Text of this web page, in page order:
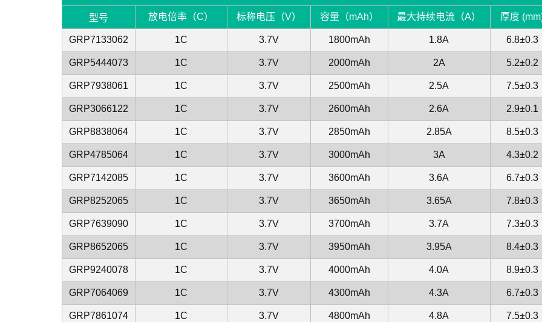
型号 放电倍率（C） 标称电压（V） 容量（mAh） 最大持续电流（A） 厚度
GRP7133062 1C 3.7V 1800mAh 1.8A 6.8±0.3
GRP5444073 1C 3.7V 2000mAh 2A 5.2±0.2
GRP7938061 1C 3.7V 2500mAh 2.5A 7.5±0.3
GRP3066122 1C 3.7V 2600mAh 2.6A 2.9±0.1
GRP8838064 1C 3.7V 2850mAh 2.85A 8.5±0.3
GRP4785064 1C 3.7V 3000mAh 3A 4.3±0.2
GRP7142085 1C 3.7V 3600mAh 3.6A 6.7±0.3
GRP8252065 1C 3.7V 3650mAh 3.65A 7.8±0.3
GRP7639090 1C 3.7V 3700mAh 3.7A 7.3±0.3
GRP8652065 1C 3.7V 3950mAh 3.95A 8.4±0.3
GRP9240078 1C 3.7V 4000mAh 4.0A 8.9±0.3
GRP7064069 1C 3.7V 4300mAh 4.3A 6.7±0.3
GRP7861074 1C 3.7V 4800mAh 4.8A 7.5±0.3